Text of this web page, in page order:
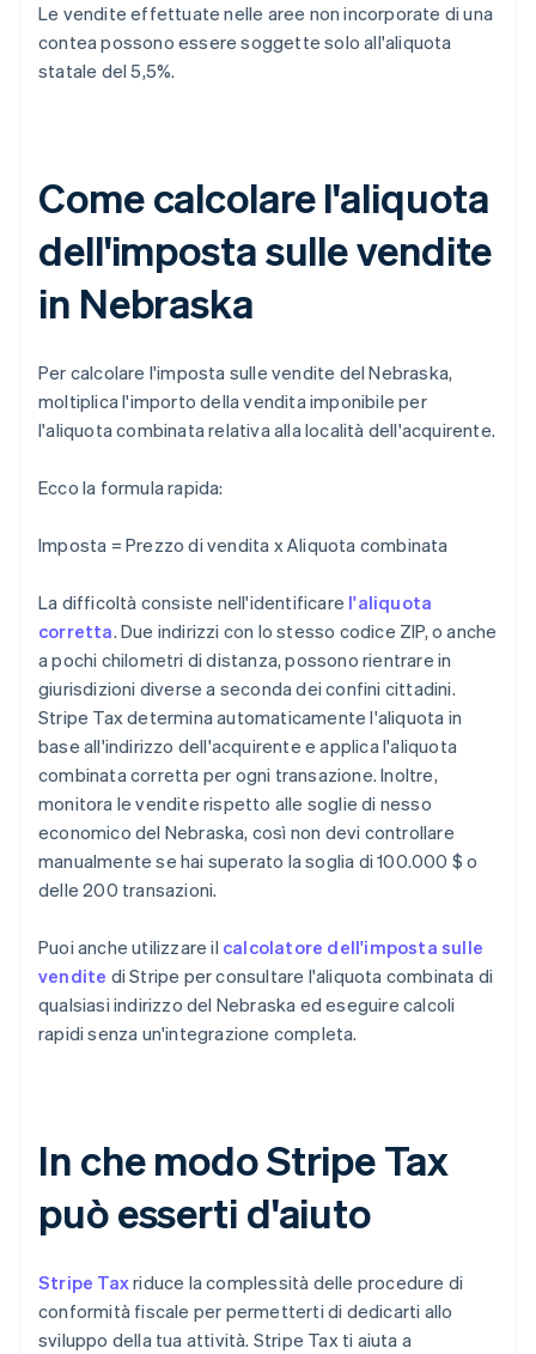
Le vendite effettuate nelle aree non incorporate di una
contea possono essere soggette solo all'aliquota
statale del 5,5%.
Come calcolare l'aliquota
dell'imposta sulle vendite
in Nebraska
Per calcolare l'imposta sulle vendite del Nebraska,
moltiplica l'importo della vendita imponibile per
l'aliquota combinata relativa alla località dell'acquirente.
Ecco la formula rapida:
Imposta = Prezzo di vendita x Aliquota combinata
La difficoltà consiste nell'identificare l'aliquota
corretta. Due indirizzi con lo stesso codice ZIP, o anche
a pochi chilometri di distanza, possono rientrare in
giurisdizioni diverse a seconda dei confini cittadini.
Stripe Tax determina automaticamente l'aliquota in
base all'indirizzo dell'acquirente e applica l'aliquota
combinata corretta per ogni transazione. Inoltre,
monitora le vendite rispetto alle soglie di nesso
economico del Nebraska, così non devi controllare
manualmente se hai superato la soglia di 100.000 $ o
delle 200 transazioni.
Puoi anche utilizzare il calcolatore dell'imposta sulle
vendite di Stripe per consultare l'aliquota combinata di
qualsiasi indirizzo del Nebraska ed eseguire calcoli
rapidi senza un'integrazione completa.
In che modo Stripe Tax
può esserti d'aiuto
Stripe Taxriduce la complessità delle procedure di
conformità fiscale per permetterti di dedicarti allo
sviluppo della tua attività. Stripe Tax ti aiuta a